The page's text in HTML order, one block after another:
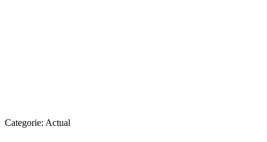
Categorie: Actual